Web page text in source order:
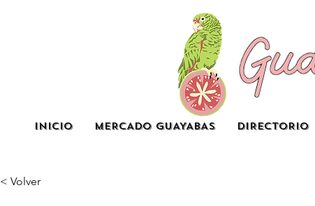
INICIO MERCADO GUAYABAS DIRECTORIO
< Volver